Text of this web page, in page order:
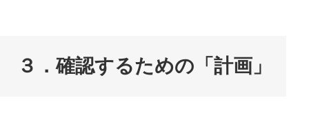
３．確認するための「計画」